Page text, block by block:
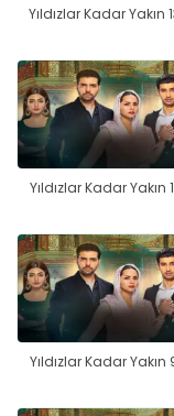
Yıldızlar Kadar Yakın
Yıldızlar Kadar Yakın
Yıldızlar Kadar